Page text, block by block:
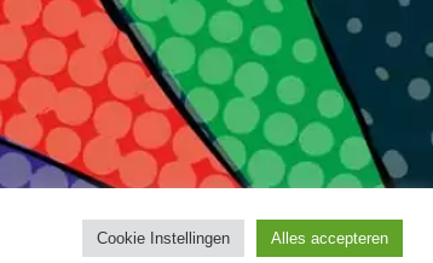
Cookie Instellingen Alles accepteren